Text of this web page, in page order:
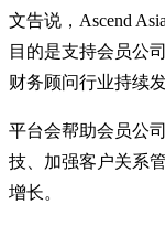
文告说，Ascend
目的是支持会员公
财务顾问行业持续
平台会帮助会员公
技、加强客户关系
增长。